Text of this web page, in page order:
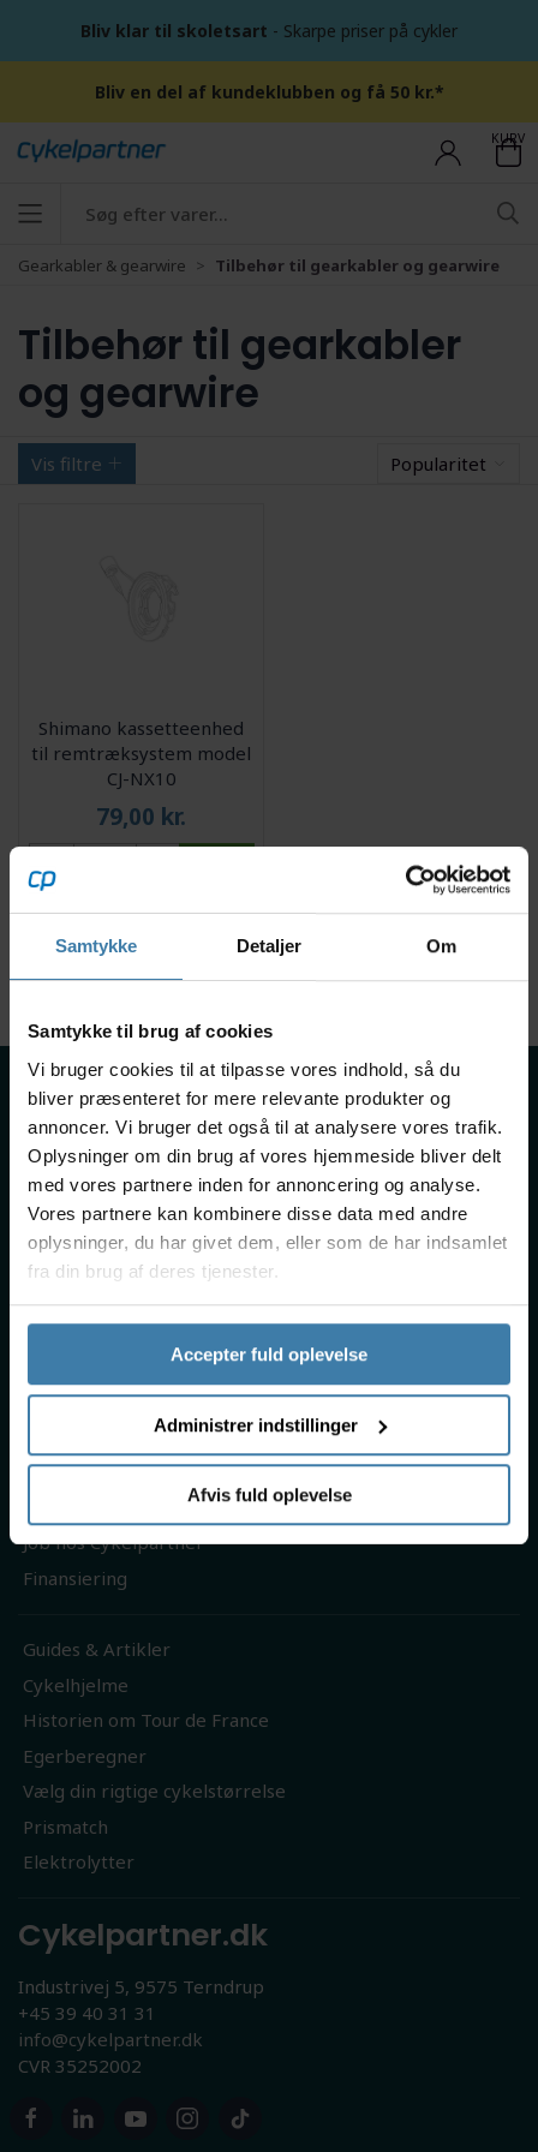
Samtykke Detaljer Om
Samtykke til brug af cookies
Vi bruger cookies til at tilpasse vores indhold, så du
bliver præsenteret for mere relevante produkter og
annoncer. Vi bruger det også til at analysere vores trafik.
Oplysninger om din brug af vores hjemmeside bliver delt
med vores partnere inden for annoncering og analyse.
Vores partnere kan kombinere disse data med andre
oplysninger, du har givet dem, eller som de har indsamlet
fra din brug af deres tjenester.
Accepter fuld oplevelse
Administrer indstillinger
Afvis fuld oplevelse
Bliv klar til skoletsart - Skarpe priser på cykler
Bliv en del af kundeklubben og få 50 kr.*
KURV
Gearkabler & gearwire Tilbehør til gearkabler og gearwire
Tilbehør til gearkabler
og gearwire
Vis filtre Popularitet
Shimano kassetteenhed
til remtræksystem model
CJ-NX10
79,00 kr.
Om os
Handelsbetingelser
Persondatapolitik
Fragt & levering
Returnering
Reklamation
Kontakt og åbningstider
Brug af cookies
Nyhedsbrev
Job hos Cykelpartner
Finansiering
Guides & Artikler
Cykelhjelme
Historien om Tour de France
Egerberegner
Vælg din rigtige cykelstørrelse
Prismatch
Elektrolytter
Cykelpartner.dk
Industrivej 5, 9575 Terndrup
+45 39 40 31 31
info@cykelpartner.dk
CVR 35252002